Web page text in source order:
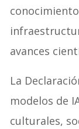
avances
La
modelos de
culturales,